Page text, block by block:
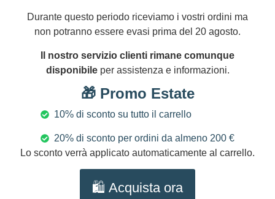
scaramazze
Ametista
inossidabile
Oro
DIMENSIONI
Lunghezza
cm 70
(28″)
NICHEL
AND
Si
resi
14
gg
Durante questo periodo riceviamo i vostri ordini ma
non potranno essere evasi prima del 20 agosto.
Il nostro servizio clienti rimane comunque
disponibileper assistenza e informazioni.
🎁 Promo Estate
10% di sconto su tutto il carrello
20% di sconto per ordini da almeno 200 €
Lo sconto verrà applicato automaticamente al carrello.
🛍️ Acquista ora